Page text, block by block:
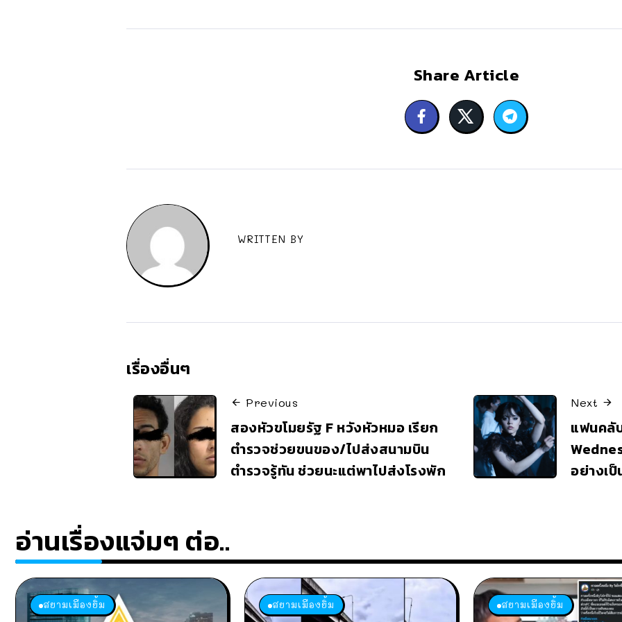
Share Article
WRITTEN BY
เรื่องอื่นๆ
Previous
สองหัวขโมยรัฐ F หวังหัวหมอ เรียก
ตำรวจช่วยขนของ/ไปส่งสนามบิน
ตำรวจรู้ทัน ช่วยนะแต่พาไปส่งโรงพัก
Next
แฟนคลั
อย่างเ
อ่านเรื่องแจ่มๆ ต่อ..
สยามเมืองยิ้ม สยามเมืองยิ้ม สยามเมืองยิ้ม